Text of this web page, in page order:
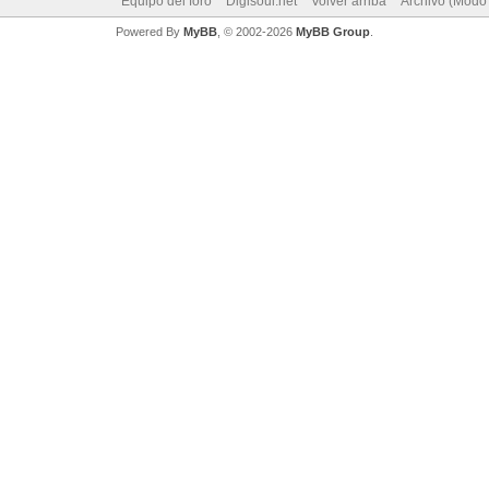
Powered By MyBB, © 2002-2026 MyBB Group.